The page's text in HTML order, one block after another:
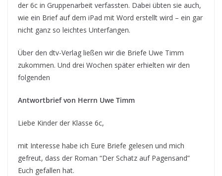
der 6c in Gruppenarbeit verfassten. Dabei übten sie auch,
wie ein Brief auf dem iPad mit Word erstellt wird – ein gar
nicht ganz so leichtes Unterfangen.
Über den dtv-Verlag ließen wir die Briefe Uwe Timm
zukommen. Und drei Wochen später erhielten wir den
folgenden
Antwortbrief von Herrn Uwe Timm
Liebe Kinder der Klasse 6c,
mit Interesse habe ich Eure Briefe gelesen und mich
gefreut, dass der Roman “Der Schatz auf Pagensand”
Euch gefallen hat.